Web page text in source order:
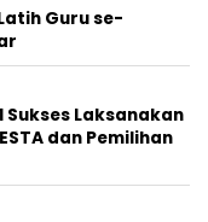
Latih Guru se-
Sukses Laksanakan
dan Pemilihan